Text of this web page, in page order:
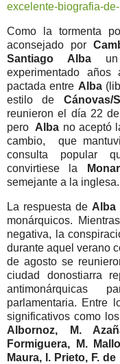
excelente-biografia-
Como la tormenta
aconsejado por
Santiago Alba un
experimentado
pactada entre Alba
estilo de Cánovas/
reunieron el día 22
pero Alba no aceptó
cambio,
que
consulta popular
convirtiese
la
semejante a la inglesa.
La respuesta de Alba
monárquicos.
negativa, la
durante aquel verano
de agosto se
ciudad donostiarra
antimonárquicas
parlamentaria. Entre
significativos como
Albornoz, M.
Formiguera, M.
Maura, I. Prieto, F.